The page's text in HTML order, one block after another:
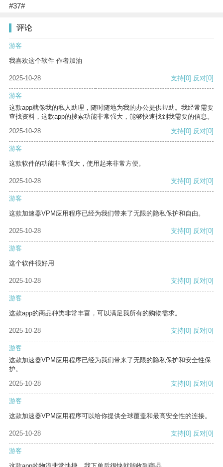
#37#
评论
游客
我喜欢这个软件 作者加油
2025-10-28 支持[0] 反对[0]
游客
这款app就像我的私人助理，随时随地为我的办公提供帮助。我经常需要
查找资料，这款app的搜索功能非常强大，能够快速找到我需要的信息。
2025-10-28
支持[0] 反对[0]
游客
这款软件的功能非常强大，使用起来非常方便。
2025-10-28 支持[0] 反对[0]
游客
这款加速器VPM应用程序已经为我们带来了无限的隐私保护和自由。
2025-10-28 支持[0] 反对[0]
游客
这个软件很好用
2025-10-28 支持[0] 反对[0]
游客
这款app的商品种类非常丰富，可以满足我所有的购物需求。
2025-10-28 支持[0] 反对[0]
游客
这款加速器VPM应用程序已经为我们带来了无限的隐私保护和安全性保
护。
2025-10-28
支持[0] 反对[0]
游客
这款加速器VPM应用程序可以给你提供全球覆盖和最高安全性的连接。
2025-10-28 支持[0] 反对[0]
游客